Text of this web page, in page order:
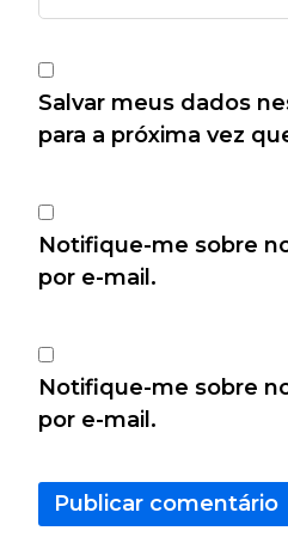
Salvar meus dados
para a próxima vez
Notifique-me sobre
por e-mail.
Notifique-me sobre
por e-mail.